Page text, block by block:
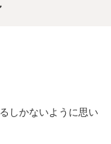
しかないように思い